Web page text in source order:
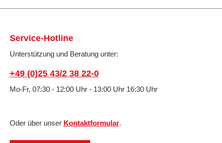
Service-Hotline
Unterstützung und Beratung unter:
+49 (0)25 43/2 38 22-0
Mo-Fr, 07:30 - 12:00 Uhr - 13:00 Uhr 16:30 Uhr
Oder über unser Kontaktformular.